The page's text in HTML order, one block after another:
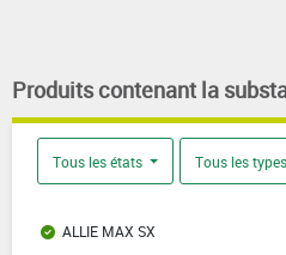
Produits contenant la
Tous les états Tous les
ALLIE MAX SX